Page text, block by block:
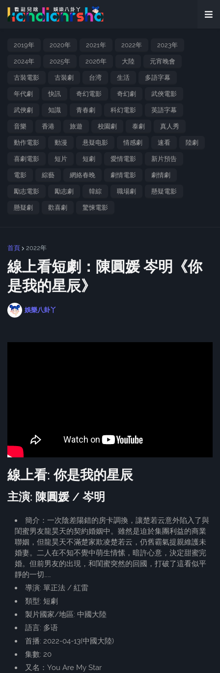
2019年 2020年 2021年 2022年 2023年
2024年 2025年 2026年 大陸 元宵晚會
古裝電影 古裝劇 台湾 生活 多語字幕
年代劇 快訊 奇幻電影 奇幻劇 武俠電影
武俠劇 知識 青春劇 科幻電影 英語字幕
音樂 香港 旅遊 校園劇 泰劇 真人秀
動作電影 動漫 悬疑电影 情感劇 速看 陸劇
喜劇電影 短片 短劇 愛情電影 新片預告
電影 綜藝 網絡春晚 劇情電影 劇情劇
勵志電影 勵志劇 韓綜 職場劇 懸疑電影
懸疑劇 歡喜劇 驚悚電影
首頁 2022年
線上看短劇：陳圓媛 岑明《你
是我的星辰》
娛樂八卦丫
線上看: 你是我的星辰
主演: 陳圓媛 / 岑明
簡介：一次陰差陽錯的房卡調換，讓楚若云意外陷入了與
閨蜜男友龍昊天的契約婚姻中。雖然是迫於集團利益的商業
聯姻，但龍昊天不滿楚家欺凌楚若云，仍舊霸氣提親維護未
婚妻。二人在不知不覺中萌生情愫，暗許心意，決定甜蜜完
婚。但前男友的出現，和閨蜜突然的回國，打破了這看似平
靜的一切……
導演: 單正法 / 紅雷
類型: 短劇
製片國家/地區: 中國大陸
語言: 多语
首播: 2022-04-13(中國大陸)
集數: 20
又名：You Are My Star